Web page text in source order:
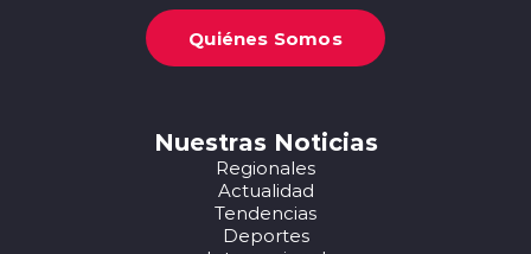
Quiénes Somos
Nuestras Noticias
Regionales
Actualidad
Tendencias
Deportes